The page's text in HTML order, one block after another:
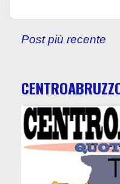
Post più recente